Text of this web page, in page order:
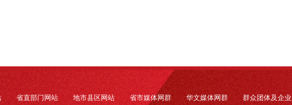
省直部门网站 地市县区网站 省市媒体网群 华文媒体网群 群众团体及企业